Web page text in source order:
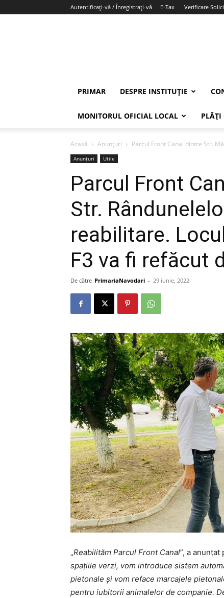
Autentificați-vă / Înregistrați-vă E-Tax Verificare
PRIMAR DESPRE INSTITUȚIE
MONITORUL OFICIAL LOCAL PLĂȚI
Acasă Anunțuri Parcul Front Canal dintre Str.
Anunțuri Utile
Parcul Front
Str.
reabilitare.
F3 va fi refăcut
De către PrimariaNavodari - 29 iunie, 2022
„Reabilităm Parcul Front Canal”, a
spațiile verzi, vom introduce sistem
pietonale și vom reface marcajele
pentru iubitorii animalelor de companie.